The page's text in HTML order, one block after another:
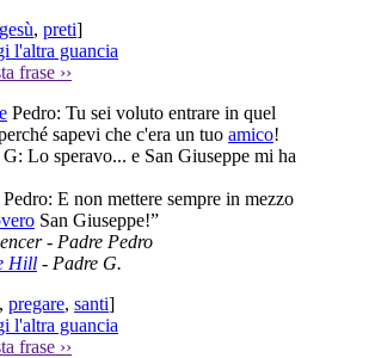
gesù, preti]
l'altra guancia
frase ››
Pedro: Tu sei voluto entrare in quel
sapevi che c'era un tuo amico!
G: Lo speravo... e San Giuseppe mi ha
Pedro: E non mettere sempre in mezzo
San Giuseppe!”
- Padre Pedro
Hill - Padre G.
, pregare, santi]
l'altra guancia
frase ››